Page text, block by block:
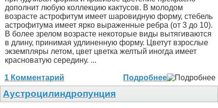
дополнит любую коллекцию кактусов. В молодом
возрасте астрофитум имеет шаровидную форму, стебель
астрофитума имеет ярко выраженные ребра (от 3 до 10).
В более зрелом возрасте некоторые виды вытягиваются
в длину, принимая удлиненную форму. Цветут взрослые
экземпляры летом, цвет цветка желтый иногда имеет
красноватую середину. ...
1 Комментарий Подробнее
Аустроцилиндропунция